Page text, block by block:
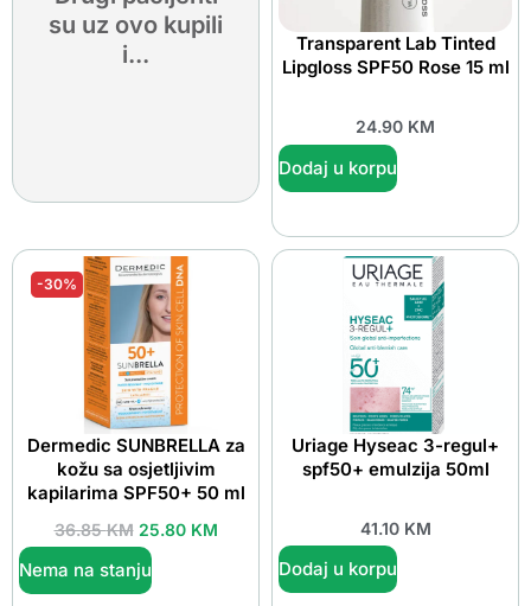
su uz ovo kupili
i...
Transparent Lab Tinted
Lipgloss SPF50 Rose 15 ml
24.90 KM
Dodaj u korpu
-30%
Dermedic SUNBRELLA za
kožu sa osjetljivim
kapilarima SPF50+ 50 ml
36.85KM 25.80 KM
Nema na stanju
Uriage Hyseac 3-regul+
spf50+ emulzija 50ml
41.10 KM
Dodaj u korpu